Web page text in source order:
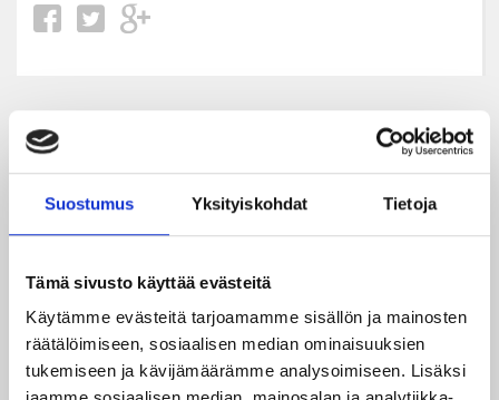
Suostumus Yksityiskohdat Tietoja
Tämä sivusto käyttää evästeitä
Käytämme evästeitä tarjoamamme sisällön ja mainosten
räätälöimiseen, sosiaalisen median ominaisuuksien
tukemiseen ja kävijämäärämme analysoimiseen. Lisäksi
Uusimmat
JYPin kapteenisto Liiga-kauteen 2026–2027 on nimetty
Joukkueen yhteisharjoitukset ovat alkaneet – ensimmäinen
mittari luvassa jo heti viikonloppuna Tampere Cupissa!
29.07.2026